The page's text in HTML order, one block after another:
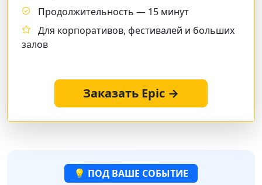
Продолжительность — 15 минут
Для корпоративов, фестивалей и больших
залов
Заказать Epic →
💡 ПОД ВАШЕ СОБЫТИЕ